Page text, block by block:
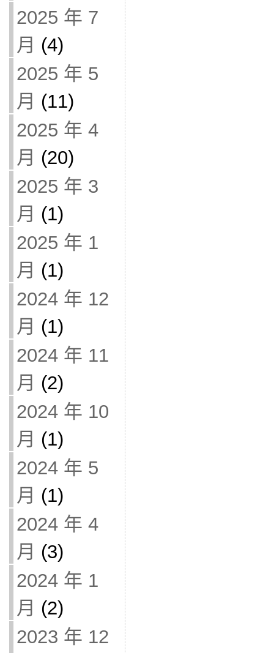
2025 年 7
月 (4)
2025 年 5
月 (11)
2025 年 4
月 (20)
2025 年 3
月 (1)
2025 年 1
月 (1)
2024 年 12
月 (1)
2024 年 11
月 (2)
2024 年 10
月 (1)
2024 年 5
月 (1)
2024 年 4
月 (3)
2024 年 1
月 (2)
2023 年 12